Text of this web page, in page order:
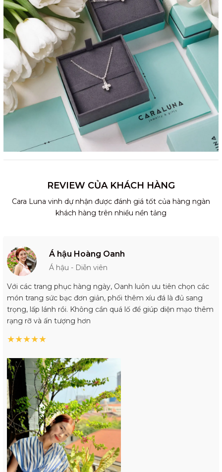
REVIEW CỦA KHÁCH HÀNG
Cara Luna vinh dự nhận được đánh giá tốt của hàng ngàn
khách hàng trên nhiều nền tảng
Á hậu Hoàng Oanh
Á hậu - Diễn viên
Với các trang phục hàng ngày, Oanh luôn ưu tiên chọn các
món trang sức bạc đơn giản, phối thêm xíu đá là đủ sang
trọng, lấp lánh rồi. Không cần quá lố để giúp diện mạo thêm
rạng rỡ và ấn tượng hơn
★★★★★